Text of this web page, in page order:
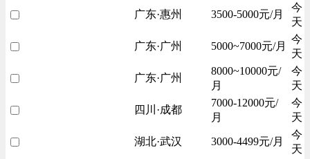
广东·惠州 3500-5000元/月
今
天
广东·广州 5000~7000元/月
今
天
广东·广州
8000~10000元/
月
今
天
四川·成都
7000-12000元/
月
今
天
湖北·武汉 3000-4499元/月
今
天